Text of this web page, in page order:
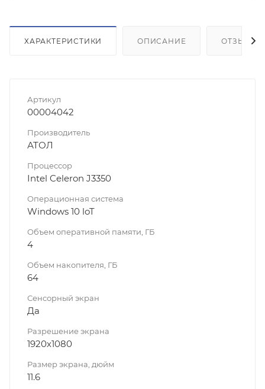
ХАРАКТЕРИСТИКИ ОПИСАНИЕ ОТЗЫВЫ
Артикул
00004042
Производитель
АТОЛ
Процессор
Intel Celeron J3350
Операционная система
Windows 10 loT
Объем оперативной памяти, ГБ
4
Объем накопителя, ГБ
64
Сенсорный экран
Да
Разрешение экрана
1920х1080
Размер экрана, дюйм
11.6